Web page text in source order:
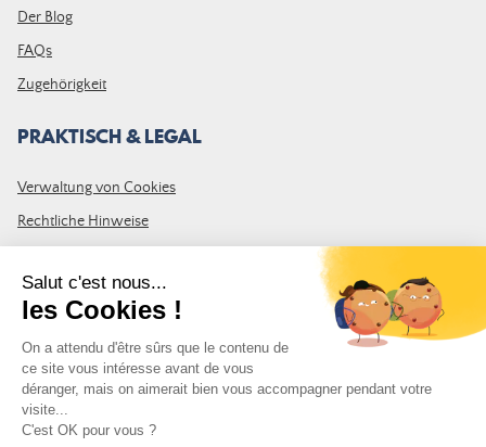
Der Blog
FAQs
Zugehörigkeit
PRAKTISCH & LEGAL
Verwaltung von Cookies
Rechtliche Hinweise
Sitemap
TRITT DER GEMEINSCHAFT BEI
Abonnieren Sie den LDLP-Newsletter, um alle neuesten Nachrichten,
Aktionen und Neuigkeiten zu erhalten.